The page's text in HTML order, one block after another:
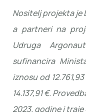
Nositelj projekta je
a partneri na
Udruga
sufinancira
iznosu od
14.137,91 €.
2023. godine i traje